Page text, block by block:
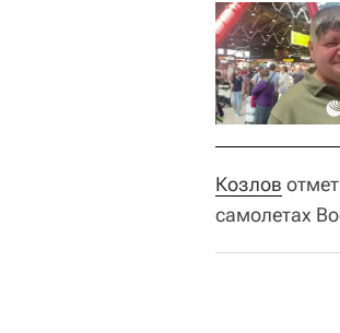
Козлов
самолетах